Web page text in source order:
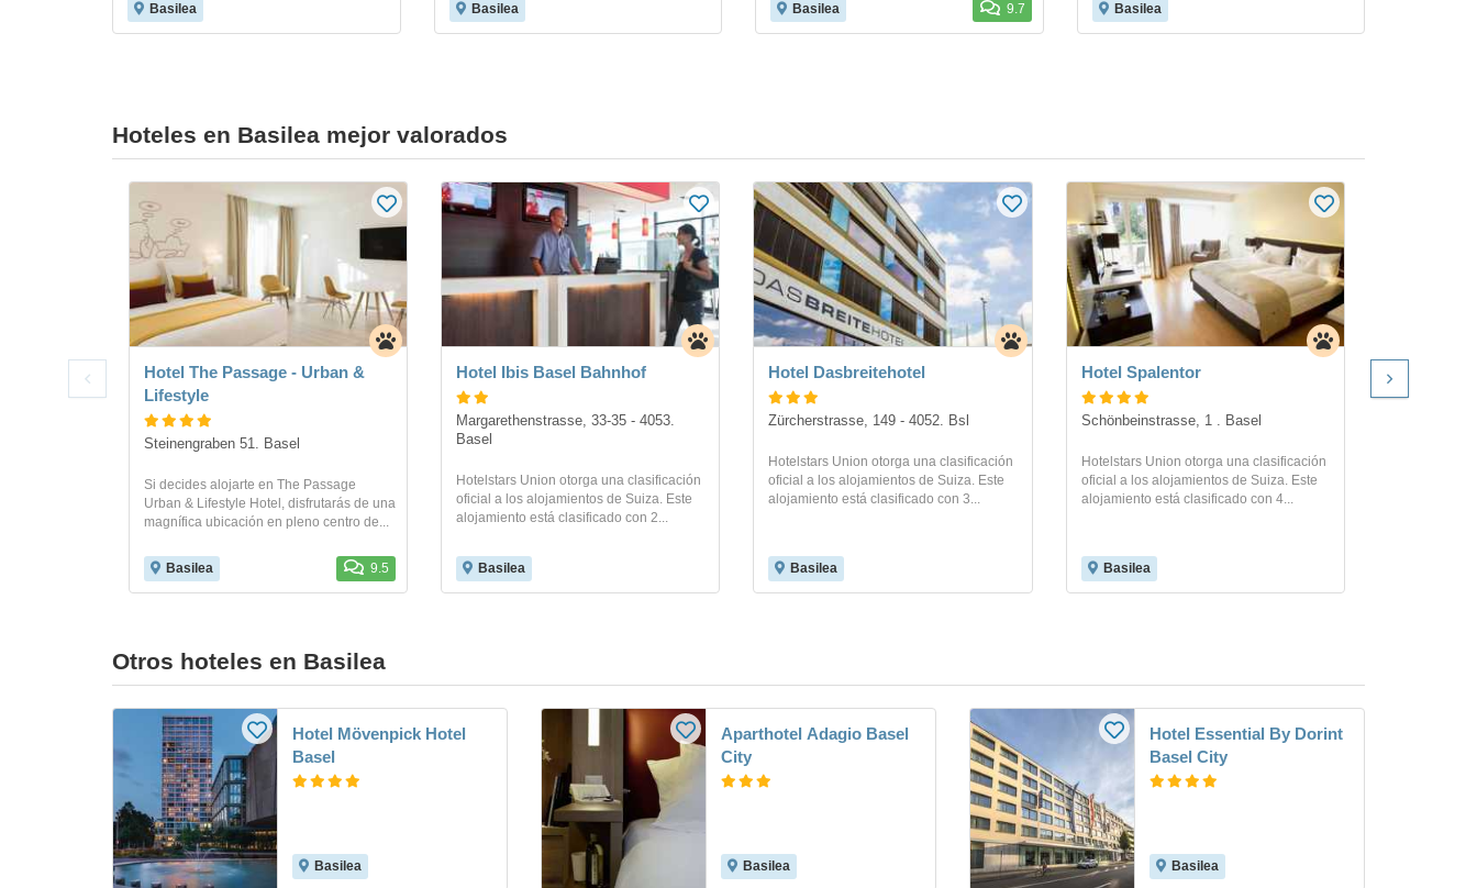
Basilea Basilea Basilea 9.7 Basilea
Hoteles en Basilea mejor valorados
Hotel The Passage - Urban &
Lifestyle
Steinengraben 51. Basel
Si decides alojarte en The Passage
Urban & Lifestyle Hotel, disfrutarás de una
magnífica ubicación en pleno centro de...
Basilea 9.5
Hotel Ibis Basel Bahnhof
Margarethenstrasse, 33-35 - 4053.
Basel
Hotelstars Union otorga una clasificación
oficial a los alojamientos de Suiza. Este
alojamiento está clasificado con 2...
Basilea
Hotel Dasbreitehotel
Zürcherstrasse, 149 - 4052. Bsl
Hotelstars Union otorga una clasificación
oficial a los alojamientos de Suiza. Este
alojamiento está clasificado con 3...
Basilea
Hotel Spalentor
Schönbeinstrasse, 1 . Basel
Hotelstars Union otorga una clasificación
oficial a los alojamientos de Suiza. Este
alojamiento está clasificado con 4...
Basilea
Otros hoteles en Basilea
Hotel Mövenpick Hotel
Basel
Basilea
Aparthotel Adagio Basel
City
Basilea
Hotel Essential By Dorint
Basel City
Basilea